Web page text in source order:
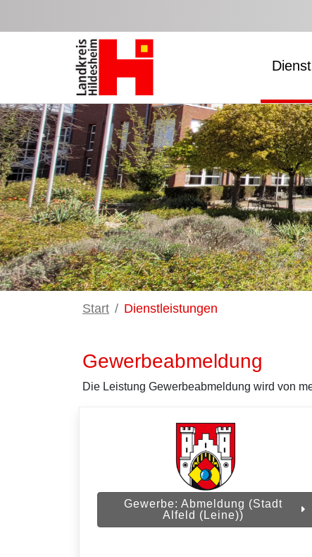
Start Dienstleistungen
Gewerbeabmeldung
Die Leistung Gewerbeabmeldung wird von
Gewerbe: Abmeldung (Stadt
Alfeld (Leine))